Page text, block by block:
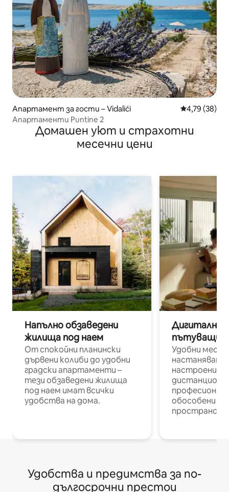
Апартамент за гости – Vidalići Средна
4,79 (38)
Апартаменти Puntine 2
Домашен уют и страхотни
месечни цени
Напълно обзаведени
жилища под наем
От спокойни планински
дървени колиби до удобни
градски апартаменти –
тези обзаведени жилища
под наем имат всички
удобства на дома.
Дигитални
пътуващи
Удобни
настаняване
настроени и
обособени
Удобства и предимства за по-
дългосрочни престои